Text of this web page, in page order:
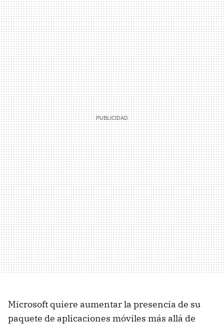
Microsoft quiere aumentar la presencia de su
paquete de aplicaciones móviles más allá de